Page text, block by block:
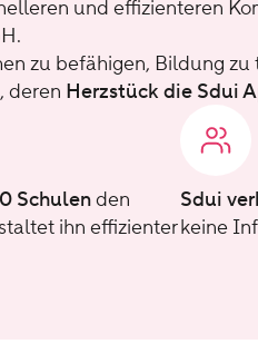
und effizienteren
zu befähigen, Bildung
deren Herzstück die Sdui
Schulenden
ihn effizienter
Sdui
keine